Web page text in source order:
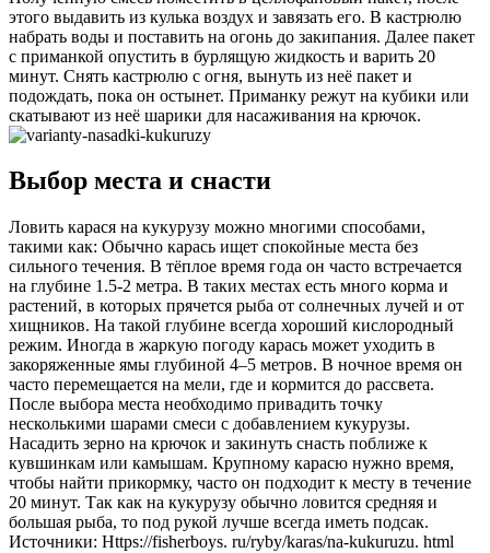
этого выдавить из кулька воздух и завязать его. В кастрюлю
набрать воды и поставить на огонь до закипания. Далее пакет
с приманкой опустить в бурлящую жидкость и варить 20
минут. Снять кастрюлю с огня, вынуть из неё пакет и
подождать, пока он остынет. Приманку режут на кубики или
скатывают из неё шарики для насаживания на крючок.
Выбор места и снасти
Ловить карася на кукурузу можно многими способами,
такими как: Обычно карась ищет спокойные места без
сильного течения. В тёплое время года он часто встречается
на глубине 1.5-2 метра. В таких местах есть много корма и
растений, в которых прячется рыба от солнечных лучей и от
хищников. На такой глубине всегда хороший кислородный
режим. Иногда в жаркую погоду карась может уходить в
закоряженные ямы глубиной 4–5 метров. В ночное время он
часто перемещается на мели, где и кормится до рассвета.
После выбора места необходимо привадить точку
несколькими шарами смеси с добавлением кукурузы.
Насадить зерно на крючок и закинуть снасть поближе к
кувшинкам или камышам. Крупному карасю нужно время,
чтобы найти прикормку, часто он подходит к месту в течение
20 минут. Так как на кукурузу обычно ловится средняя и
большая рыба, то под рукой лучше всегда иметь подсак.
Источники: Https://fisherboys. ru/ryby/karas/na-kukuruzu. html